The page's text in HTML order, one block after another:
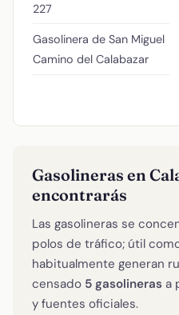
227
Gasolinera de San Miguel
Camino del Calabazar
Gasolineras en
encontrarás
Las gasolineras se
polos de tráfico; útil
habitualmente generan
censado 5 gasolineras a
y fuentes oficiales.